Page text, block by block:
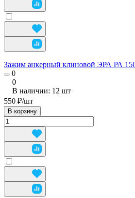
Зажим анкерный клиновой ЭРА РА
0
0
В наличии: 12 шт
550 ₽/шт
В корзину